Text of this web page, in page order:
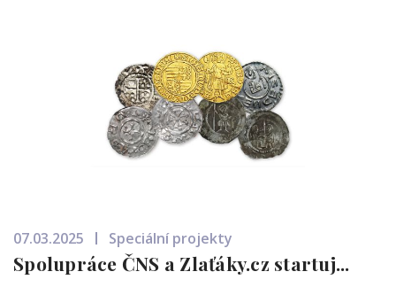
07.03.2025 Speciální projekty
Spolupráce ČNS a Zlaťáky.cz startuj...